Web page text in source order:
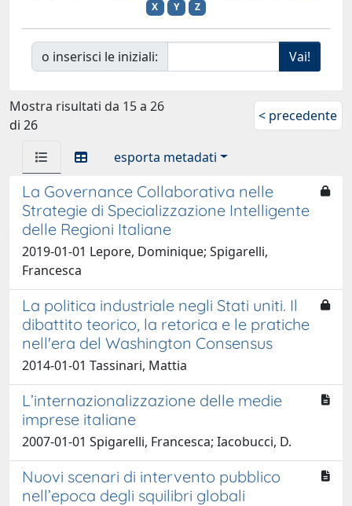
X
Y Z
o inserisci le iniziali:
Mostra risultati da 15 a 26
di 26
< precedente
esporta metadati
La Governance Collaborativa nelle
Strategie di Specializzazione Intelligente
delle Regioni Italiane
2019-01-01 Lepore, Dominique; Spigarelli,
Francesca
La politica industriale negli Stati uniti. Il
dibattito teorico, la retorica e le pratiche
nell'era del Washington Consensus
2014-01-01 Tassinari, Mattia
L’internazionalizzazione delle medie
imprese italiane
2007-01-01 Spigarelli, Francesca; Iacobucci, D.
Nuovi scenari di intervento pubblico
nell’epoca degli squilibri globali